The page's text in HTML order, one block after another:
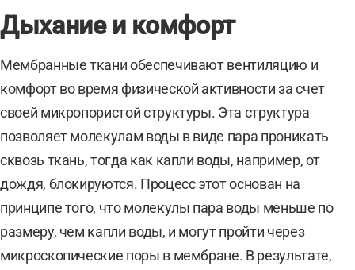
Дыхание и комфорт
Мембранные ткани обеспечивают вентиляцию и
комфорт во время физической активности за счет
своей микропористой структуры. Эта структура
позволяет молекулам воды в виде пара проникать
сквозь ткань, тогда как капли воды, например, от
дождя, блокируются. Процесс этот основан на
принципе того, что молекулы пара воды меньше по
размеру, чем капли воды, и могут пройти через
микроскопические поры в мембране. В результате,